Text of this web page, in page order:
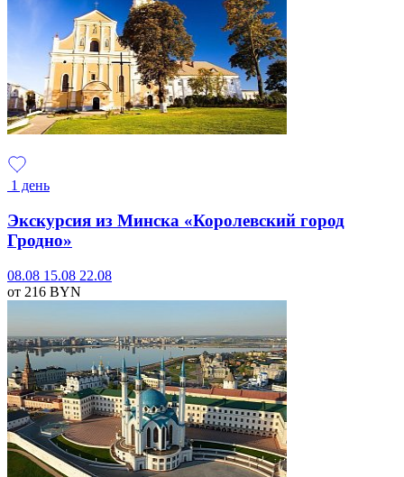
1 день
Экскурсия из Минска «Королевский город
Гродно»
08.08 15.08 22.08
от 216 BYN